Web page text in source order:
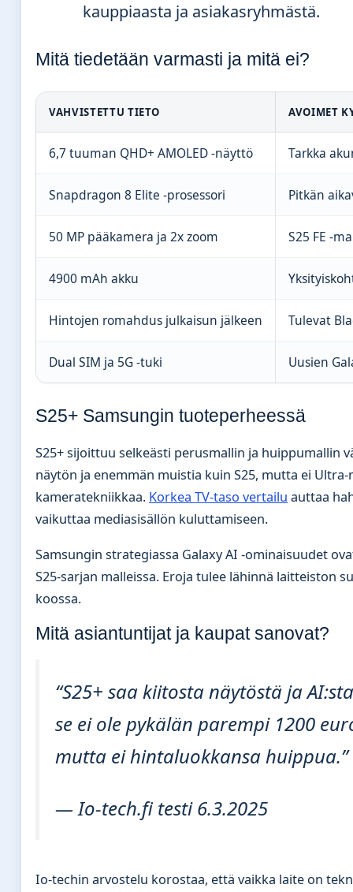
kauppiaasta ja asiakasryhmästä.
Mitä tiedetään varmasti ja mitä ei?
VAHVISTETTU TIETO AVOIMET
6,7 tuuman QHD+ AMOLED -näyttö Tarkka
Snapdragon 8 Elite -prosessori Pitkän
50 MP pääkamera ja 2x zoom S25 FE -
4900 mAh akku
Hintojen romahdus julkaisun jälkeen Tulevat
Dual SIM ja 5G -tuki Uusien
S25+ Samsungin tuoteperheessä
S25+ sijoittuu selkeästi perusmallin ja huippumallin
näytön ja enemmän muistia kuin S25, mutta ei
kameratekniikkaa. Korkea TV-taso vertailu auttaa
vaikuttaa mediasisällön kuluttamiseen.
Samsungin strategiassa Galaxy AI -ominaisuudet
S25-sarjan malleissa. Eroja tulee lähinnä laitteiston
koossa.
Mitä asiantuntijat ja kaupat sanovat?
“S25+ saa kiitosta näytöstä ja
se ei ole pykälän parempi 1200
mutta ei hintaluokkansa huippua.”
— Io-tech.fi testi 6.3.2025
Io-techin arvostelu korostaa, että vaikka laite on